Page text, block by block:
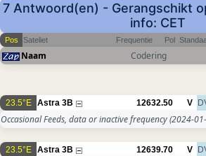
7 Antwoord(en) - Gerangschikt
info: CET
Pos Sateliet Frequentie Pol
Naam Codering
23.5°E Astra 3B 12632.50 V
Occasional Feeds, data or inactive frequency(2024-
23.5°E Astra 3B 12639.70 V